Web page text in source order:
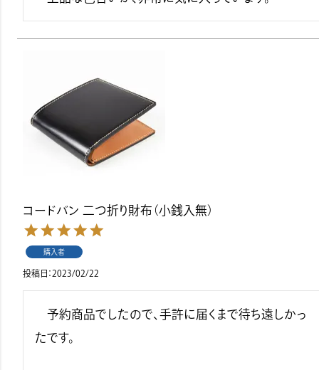
コードバン 二つ折り財布（小銭入無）
購入者
投稿日 2023/02/22
予約商品でしたので、手許に届くまで待ち遠しかっ
たです。